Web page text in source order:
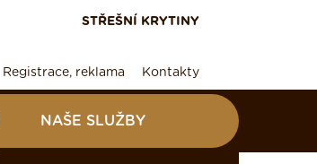
STŘEŠNÍ KRYTINY
Registrace, reklama Kontakty
NAŠE SLUŽBY